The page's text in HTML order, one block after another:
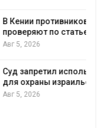
строительства АЭС
о терроризме
крокодилов
тюрьмы